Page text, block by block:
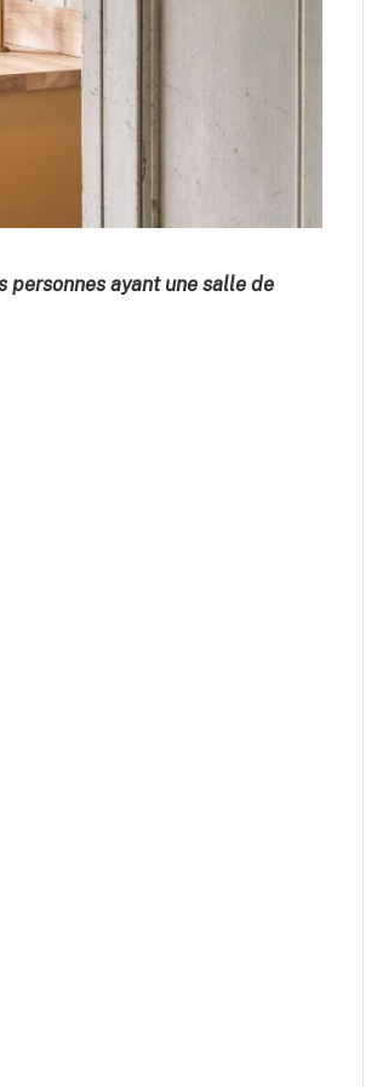
personnes ayant une salle de